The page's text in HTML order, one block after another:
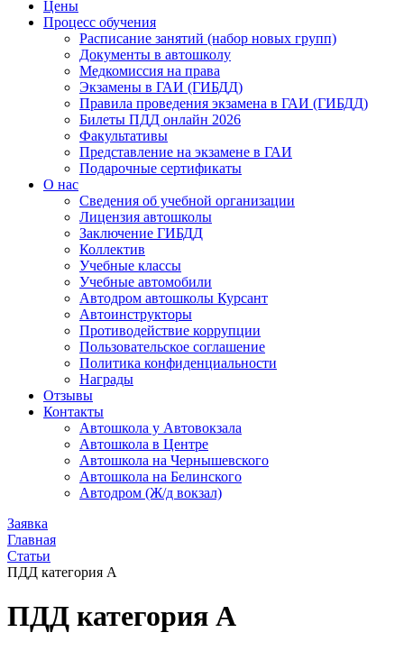
Цены
Процесс обучения
Расписание занятий (набор новых групп)
Документы в автошколу
Медкомиссия на права
Экзамены в ГАИ (ГИБДД)
Правила проведения экзамена в ГАИ (ГИБДД)
Билеты ПДД онлайн 2026
Факультативы
Представление на экзамене в ГАИ
Подарочные сертификаты
О нас
Сведения об учебной организации
Лицензия автошколы
Заключение ГИБДД
Коллектив
Учебные классы
Учебные автомобили
Автодром автошколы Курсант
Автоинструкторы
Противодействие коррупции
Пользовательское соглашение
Политика конфиденциальности
Награды
Отзывы
Контакты
Автошкола у Автовокзала
Автошкола в Центре
Автошкола на Чернышевского
Автошкола на Белинского
Автодром (Ж/д вокзал)
Заявка
Главная
Статьи
ПДД категория А
ПДД категория А